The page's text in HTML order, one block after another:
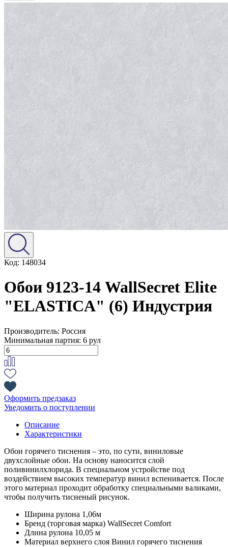
Код: 148034
Обои 9123-14 WallSecret Elite
"ELASTICA" (6) Индустрия
Производитель: Россия
Минимальная партия: 6 рул
Оформить предзаказ
Уведомить о поступлении
Описание
Характеристики
Обои горячего тиснения – это, по сути, виниловые
двухслойные обои. На основу наносится слой
поливинилхлорида. В специальном устройстве под
воздействием высоких температур винил вспенивается. После
этого материал проходит обработку специальными валиками,
чтобы получить тисненый рисунок.
Ширина рулона 1,06м
Бренд (торговая марка) WallSecret Comfort
Длина рулона 10,05 м
Материал верхнего слоя Винил горячего тиснения